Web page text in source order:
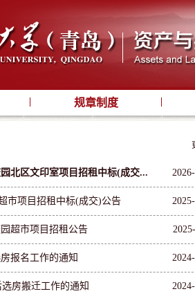
规章制度
北区文印室项目招租中标(成交...
市项目招租中标(成交)公告
超市项目招租公告
报名工作的通知
房搬迁工作的通知